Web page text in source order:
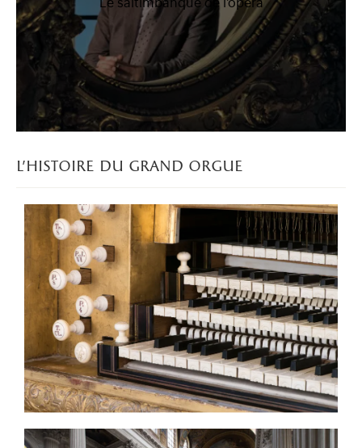
Le saltimbanque de l'opéra
l'histoire du grand orgue